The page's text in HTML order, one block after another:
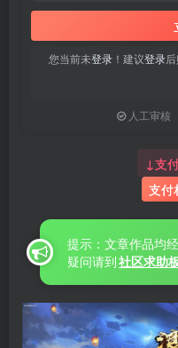
您当前未登录 ！建议登录
人工审核
↓支
支付
提示：文章作品均
疑问请到社区求助